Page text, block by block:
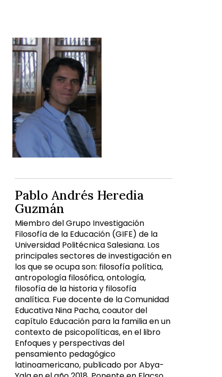
Pablo Andrés Heredia
Guzmán
Miembro del Grupo Investigación
Filosofía de la Educación (GIFE) de la
Universidad Politécnica Salesiana. Los
principales sectores de investigación en
los que se ocupa son: filosofía política,
antropología filosófica, ontología,
filosofía de la historia y filosofía
analítica. Fue docente de la Comunidad
Educativa Nina Pacha, coautor del
capítulo Educación para la familia en un
contexto de psicopolíticas, en el libro
Enfoques y perspectivas del
pensamiento pedagógico
latinoamericano, publicado por Abya-